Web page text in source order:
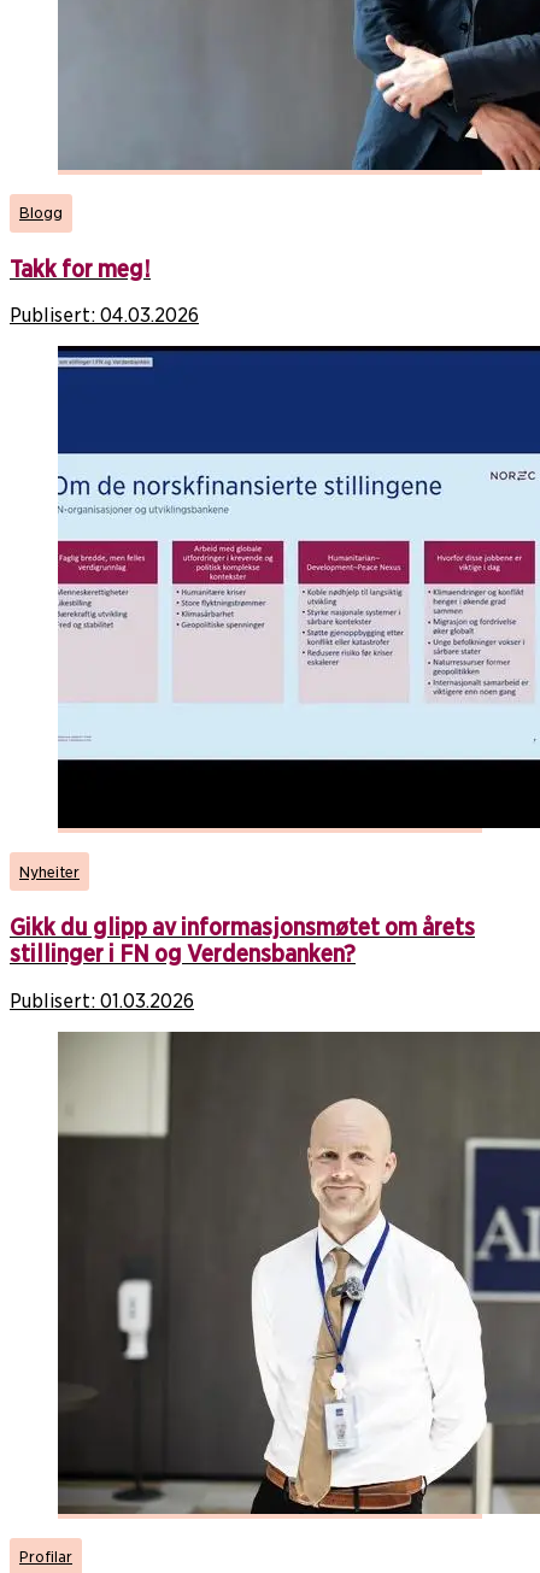
Blogg
Takk for meg!
Publisert: 04.03.2026
Nyheiter
Gikk du glipp av informasjonsmøtet om årets
stillinger i FN og Verdensbanken?
Publisert: 01.03.2026
Profilar